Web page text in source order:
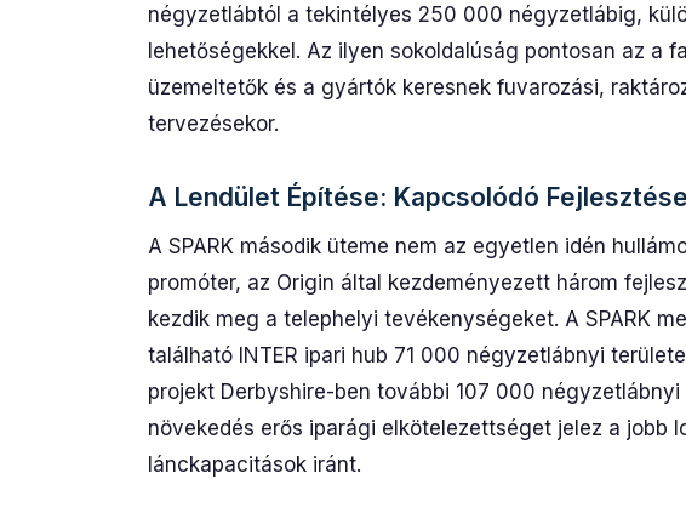
négyzetlábtól a tekintélyes 250 000 négyzetlábig,
lehetőségekkel. Az ilyen sokoldalúság pontosan az a
üzemeltetők és a gyártók keresnek fuvarozási,
tervezésekor.
A Lendület Építése: Kapcsolódó
A SPARK második üteme nem az egyetlen idén
promóter, az Origin által kezdeményezett három
kezdik meg a telephelyi tevékenységeket. A SPARK
található INTER ipari hub 71 000 négyzetlábnyi
projekt Derbyshire-ben további 107 000
növekedés erős iparági elkötelezettséget jelez a jobb
lánckapacitások iránt.